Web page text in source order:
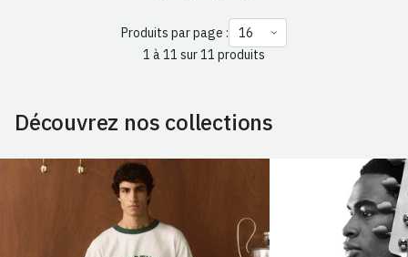
Produits par page :
1 à 11 sur 11 produits
Découvrez nos collections